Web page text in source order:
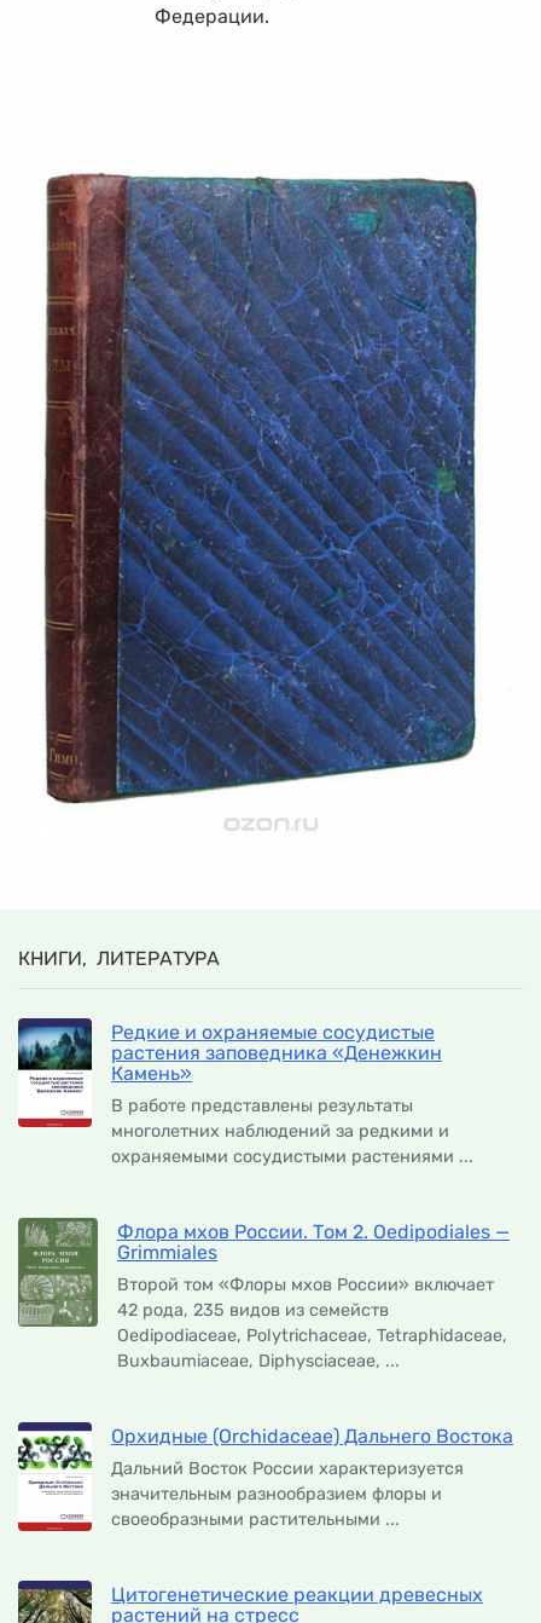
Федерации.
КНИГИ, ЛИТЕРАТУРА
Редкие и охраняемые сосудистые
растения заповедника «Денежкин
Камень»
В работе представлены результаты
многолетних наблюдений за редкими и
охраняемыми сосудистыми растениями ...
Флора мхов России. Том 2. Oedipodiales —
Grimmiales
Второй том «Флоры мхов России» включает
42 рода, 235 видов из семейств
Oedipodiaceae, Polytrichaceae, Tetraphidaceae,
Buxbaumiaceae, Diphysciaceae, ...
Орхидные (Orchidaceae) Дальнего Востока
Дальний Восток России характеризуется
значительным разнообразием флоры и
своеобразными растительными ...
Цитогенетические реакции древесных
растений на стресс